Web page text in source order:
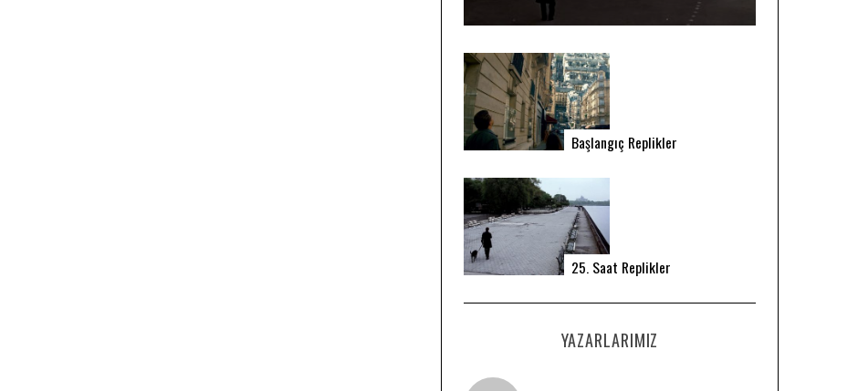
Başlangıç Replikler
25. Saat Replikler
YAZARLARIMIZ